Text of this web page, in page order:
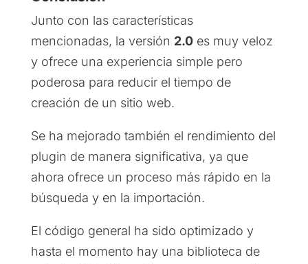
Junto con las características
mencionadas, la versión 2.0es muy veloz
y ofrece una experiencia simple pero
poderosa para reducir el tiempo de
creación de un sitio web.
Se ha mejorado también el rendimiento del
plugin de manera significativa, ya que
ahora ofrece un proceso más rápido en la
búsqueda y en la importación.
El código general ha sido optimizado y
hasta el momento hay una biblioteca de